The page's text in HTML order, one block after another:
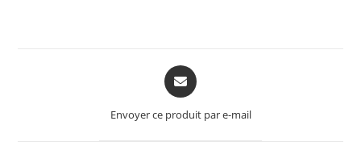
Opens
in
new
Envoyer ce produit par e-mail